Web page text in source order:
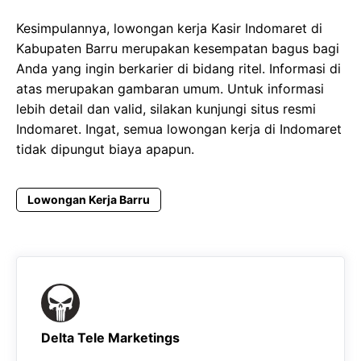
Kesimpulannya, lowongan kerja Kasir Indomaret di
Kabupaten Barru merupakan kesempatan bagus bagi
Anda yang ingin berkarier di bidang ritel. Informasi di
atas merupakan gambaran umum. Untuk informasi
lebih detail dan valid, silakan kunjungi situs resmi
Indomaret. Ingat, semua lowongan kerja di Indomaret
tidak dipungut biaya apapun.
Lowongan Kerja Barru
Delta Tele Marketings